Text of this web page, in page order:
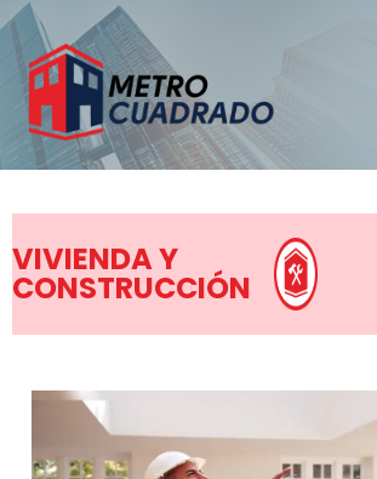
VIVIENDA Y
CONSTRUCCIÓN